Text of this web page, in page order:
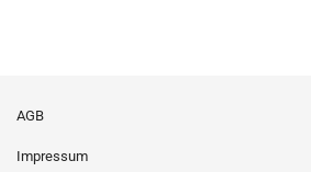
AGB
Impressum